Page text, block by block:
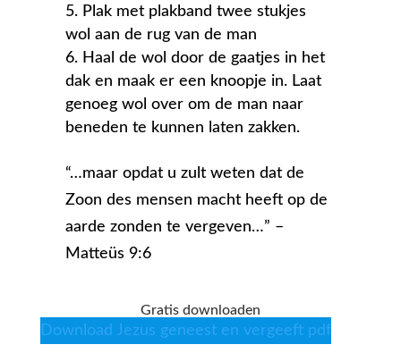
Plak met plakband twee stukjes
wol aan de rug van de man
Haal de wol door de gaatjes in het
dak en maak er een knoopje in. Laat
genoeg wol over om de man naar
beneden te kunnen laten zakken.
“…maar opdat u zult weten dat de
Zoon des mensen macht heeft op de
aarde zonden te vergeven…” –
Matteüs 9:6
Gratis downloaden
Download Jezus geneest en vergeeft pdf